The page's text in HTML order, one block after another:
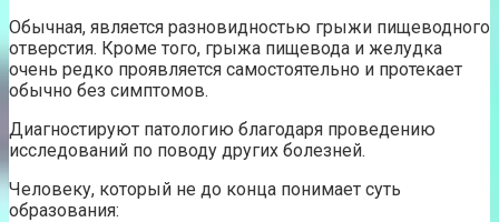
Обычная, является разновидностью грыжи пищеводного
отверстия. Кроме того, грыжа пищевода и желудка
очень редко проявляется самостоятельно и протекает
обычно без симптомов.
Диагностируют патологию благодаря проведению
исследований по поводу других болезней.
Человеку, который не до конца понимает суть
образования: